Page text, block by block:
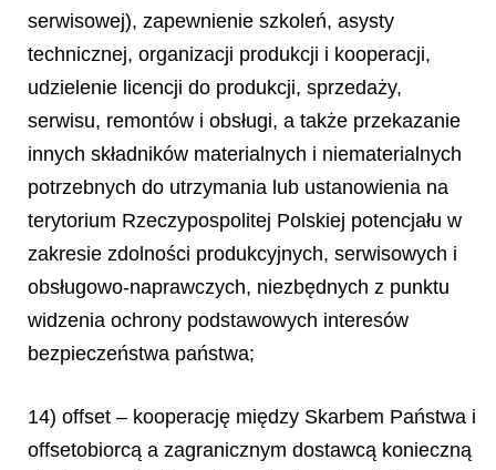
serwisowej), zapewnienie szkoleń, asysty
technicznej, organizacji produkcji i kooperacji,
udzielenie licencji do produkcji, sprzedaży,
serwisu, remontów i obsługi, a także przekazanie
innych składników materialnych i niematerialnych
potrzebnych do utrzymania lub ustanowienia na
terytorium Rzeczypospolitej Polskiej potencjału w
zakresie zdolności produkcyjnych, serwisowych i
obsługowo-naprawczych, niezbędnych z punktu
widzenia ochrony podstawowych interesów
bezpieczeństwa państwa;
14) offset – kooperację między Skarbem Państwa i
offsetobiorcą a zagranicznym dostawcą konieczną